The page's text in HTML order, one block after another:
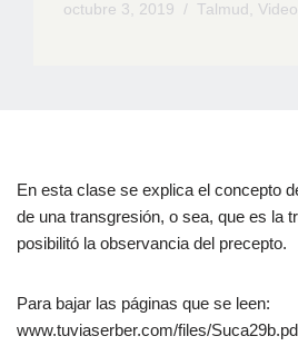
octubre 3, 2019 Talmud ,
En esta clase se explica el concepto
de una transgresión, o sea, que es la
posibilitó la observancia del precepto.
Para bajar las páginas que se leen:
www.tuviaserber.com/files/